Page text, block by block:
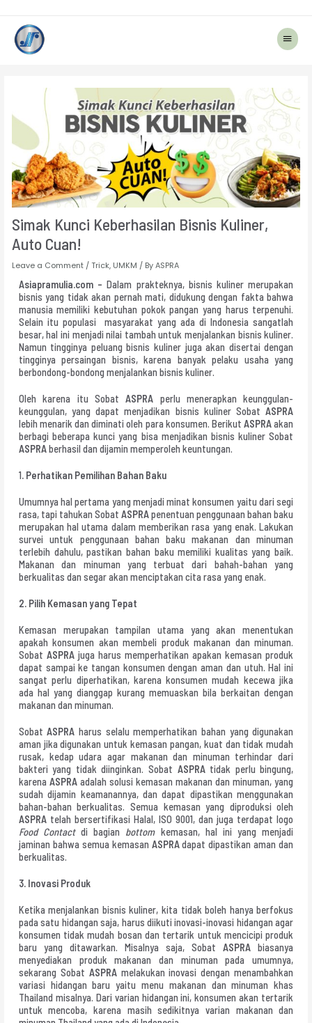
Main
Menu
Simak Kunci Keberhasilan Bisnis Kuliner,
Auto Cuan!
Leave a Comment / Trick, UMKM / By ASPRA
Asiapramulia.com –Dalam prakteknya, bisnis kuliner merupakan
bisnis yang tidak akan pernah mati, didukung dengan fakta bahwa
manusia memiliki kebutuhan pokok pangan yang harus terpenuhi.
Selain itu populasi masyarakat yang ada di Indonesia sangatlah
besar, hal ini menjadi nilai tambah untuk menjalankan bisnis kuliner.
Namun tingginya peluang bisnis kuliner juga akan disertai dengan
tingginya persaingan bisnis, karena banyak pelaku usaha yang
berbondong-bondong menjalankan bisnis kuliner.
Oleh karena itu Sobat ASPRA perlu menerapkan keunggulan-
keunggulan, yang dapat menjadikan bisnis kuliner Sobat ASPRA
lebih menarik dan diminati oleh para konsumen. Berikut ASPRAakan
berbagi beberapa kunci yang bisa menjadikan bisnis kuliner Sobat
ASPRAberhasil dan dijamin memperoleh keuntungan.
1 . Perhatikan Pemilihan Bahan Baku
Umumnya hal pertama yang menjadi minat konsumen yaitu dari segi
rasa, tapi tahukan Sobat ASPRApenentuan penggunaan bahan baku
merupakan hal utama dalam memberikan rasa yang enak. Lakukan
survei untuk penggunaan bahan baku makanan dan minuman
terlebih dahulu, pastikan bahan baku memiliki kualitas yang baik.
Makanan dan minuman yang terbuat dari bahah-bahan yang
berkualitas dan segar akan menciptakan cita rasa yang enak.
2. Pilih Kemasan yang Tepat
Kemasan merupakan tampilan utama yang akan menentukan
apakah konsumen akan membeli produk makanan dan minuman.
Sobat ASPRA juga harus memperhatikan apakan kemasan produk
dapat sampai ke tangan konsumen dengan aman dan utuh. Hal ini
sangat perlu diperhatikan, karena konsumen mudah kecewa jika
ada hal yang dianggap kurang memuaskan bila berkaitan dengan
makanan dan minuman.
Sobat ASPRAharus selalu memperhatikan bahan yang digunakan
aman jika digunakan untuk kemasan pangan, kuat dan tidak mudah
rusak, kedap udara agar makanan dan minuman terhindar dari
bakteri yang tidak diinginkan. Sobat ASPRAtidak perlu bingung,
karena ASPRAadalah solusi kemasan makanan dan minuman, yang
sudah dijamin keamanannya, dan dapat dipastikan menggunakan
bahan-bahan berkualitas. Semua kemasan yang diproduksi oleh
ASPRAtelah bersertifikasi Halal, ISO 9001, dan juga terdapat logo
Food Contactdi bagian bottomkemasan, hal ini yang menjadi
jaminan bahwa semua kemasan ASPRAdapat dipastikan aman dan
berkualitas.
3. Inovasi Produk
Ketika menjalankan bisnis kuliner, kita tidak boleh hanya berfokus
pada satu hidangan saja, harus diikuti inovasi-inovasi hidangan agar
konsumen tidak mudah bosan dan tertarik untuk mencicipi produk
baru yang ditawarkan. Misalnya saja, Sobat ASPRA biasanya
menyediakan produk makanan dan minuman pada umumnya,
sekarang Sobat ASPRAmelakukan inovasi dengan menambahkan
variasi hidangan baru yaitu menu makanan dan minuman khas
Thailand misalnya. Dari varian hidangan ini, konsumen akan tertarik
untuk mencoba, karena masih sedikitnya varian makanan dan